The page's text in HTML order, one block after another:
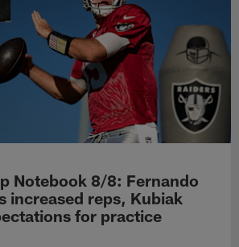
Notebook 8/8: Fernando
increased reps, Kubiak
for practice